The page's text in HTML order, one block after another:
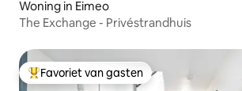
Woning in Eimeo
The Exchange - Privéstrandhuis
Topfavoriet van gasten
Favoriet van gasten